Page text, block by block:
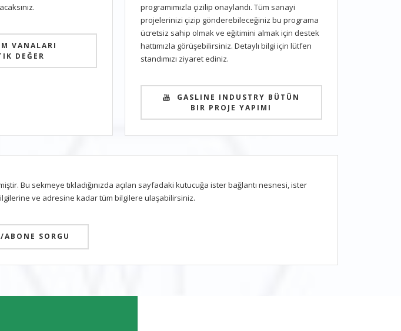
VANALARI
DEĞER
programımızla çizilip onaylandı. Tüm sanayi
projelerinizi çizip gönderebileceğiniz bu programa
ücretsiz sahip olmak ve eğitimini almak için destek
hattımızla görüşebilirsiniz. Detaylı bilgi için lütfen
standımızı ziyaret ediniz.
GASLINE INDUSTRY BÜTÜN
BIR PROJE YAPIMI
Bu sekmeye tıkladığınızda açılan sayfadaki kutucuğa ister bağlantı nesnesi, ister
ve adresine kadar tüm bilgilere ulaşabilirsiniz.
SORGU